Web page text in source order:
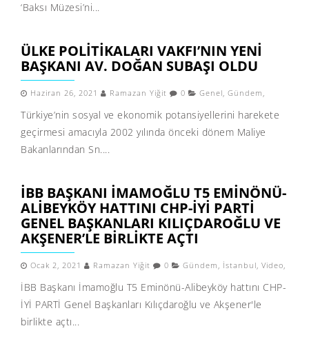
‘Baksı Müzesi’ni...
ÜLKE POLITIKALARI VAKFI’NIN YENI
BAŞKANI AV. DOĞAN SUBAŞI OLDU
Haziran 26, 2021 Ramazan Yiğit 0 Genel, Gündem ,
Türkiye’nin sosyal ve ekonomik potansiyellerini harekete
geçirmesi amacıyla 2002 yılında önceki dönem Maliye
Bakanlarından Sn....
İBB BAŞKANI İMAMOĞLU T5 EMINÖNÜ-
ALIBEYKÖY HATTINI CHP-İYİ PARTİ
GENEL BAŞKANLARI KILIÇDAROĞLU VE
AKŞENER’LE BIRLIKTE AÇTI
Ocak 2, 2021 Ramazan Yiğit 0 Gündem , İstanbul, Video,
İBB Başkanı İmamoğlu T5 Eminönü-Alibeyköy hattını CHP-
İYİ PARTİ Genel Başkanları Kılıçdaroğlu ve Akşener'le
birlikte açtı...